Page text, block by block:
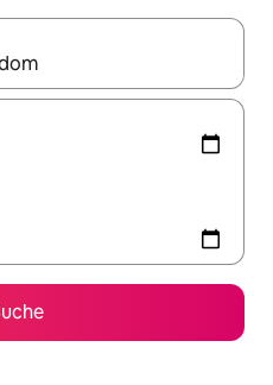
navigiere mit den